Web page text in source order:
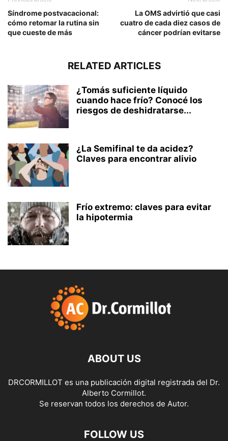
Síndrome postvacacional:
cómo retomar la rutina sin
que cueste de más
La OMS advirtió que casi
cuatro de cada diez casos de
cáncer podrían evitarse
RELATED ARTICLES
¿Tomás suficiente líquido
cuando hace frío? Conocé los
riesgos de deshidratarse...
¿La Semifinal te da acidez?
Claves para encontrar alivio
Frío extremo: claves para evitar
la hipotermia
ABOUT US
DRCORMILLOT es una publicación digital registrada del Dr.
Alberto Cormillot.
Se reservan todos los derechos de Autor.
FOLLOW US